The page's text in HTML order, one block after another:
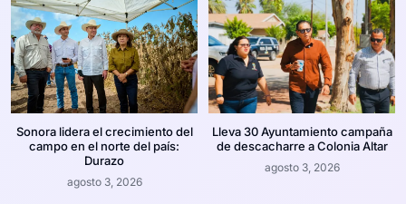
Sonora lidera el crecimiento del
campo en el norte del país:
Durazo
agosto 3, 2026
Lleva 30 Ayuntamiento campaña
de descacharre a Colonia Altar
agosto 3, 2026